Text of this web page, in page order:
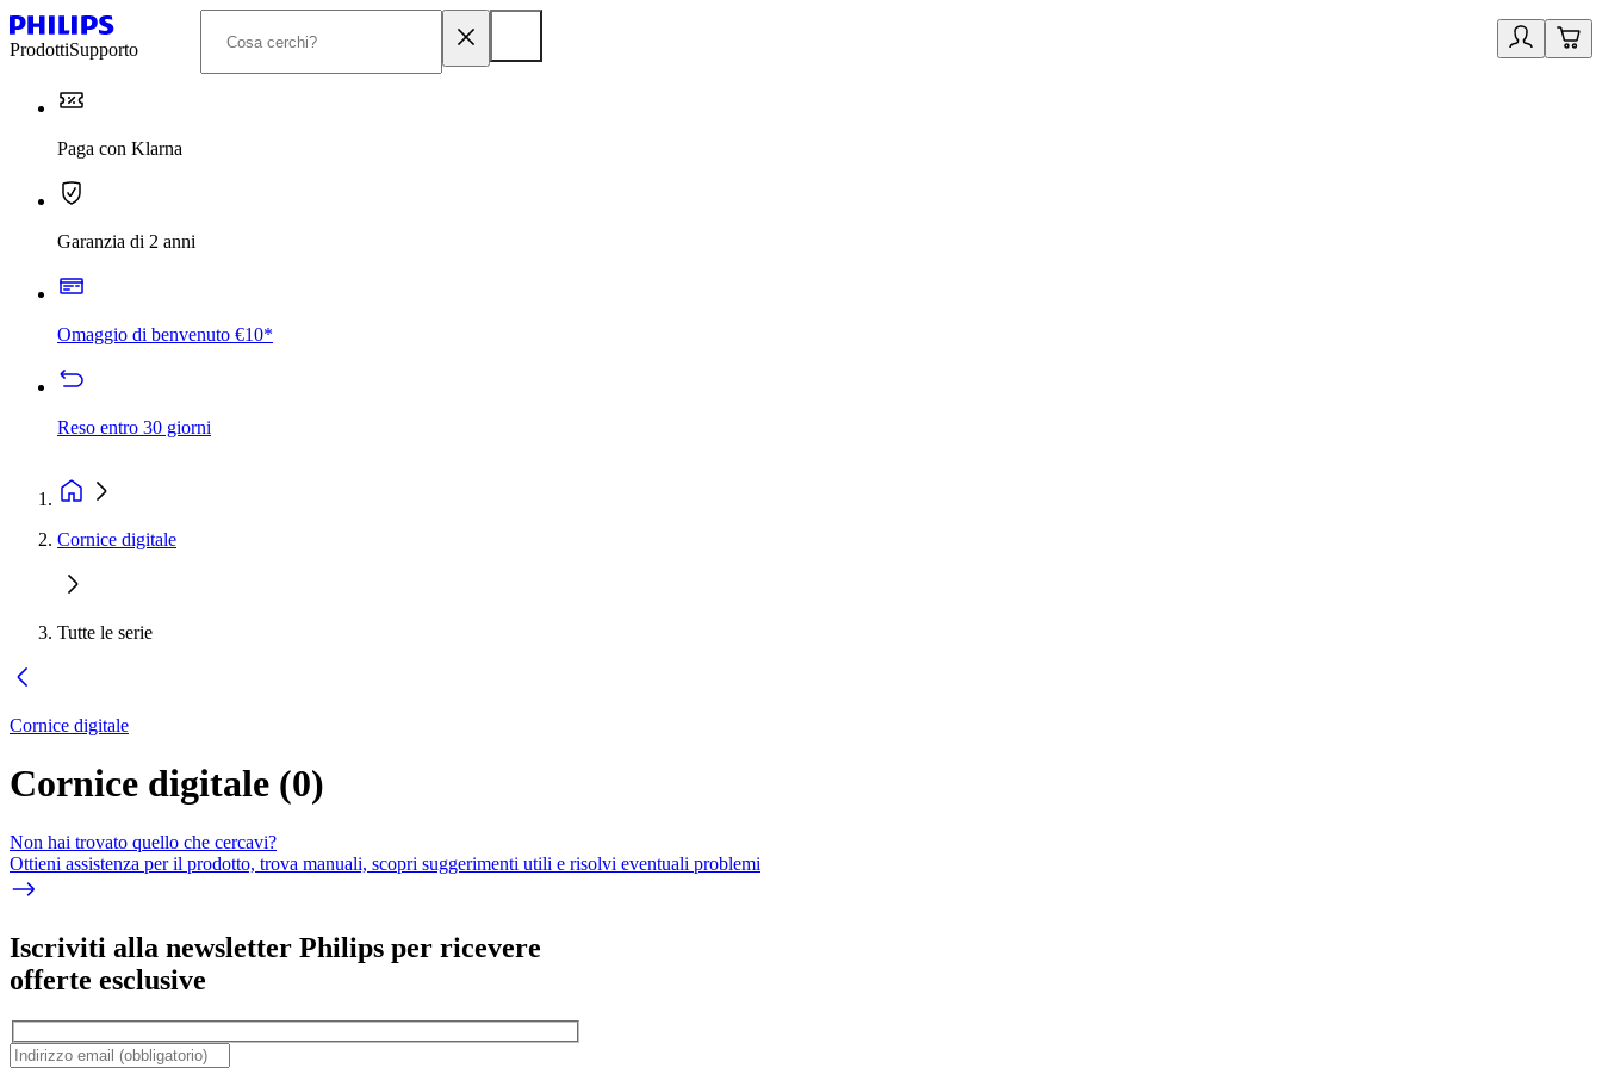
ProdottiSupporto
Paga con Klarna
Garanzia di 2 anni
Omaggio di benvenuto €10*
Reso entro 30 giorni
Cornice digitale
Tutte le serie
Cornice digitale
Cornice digitale (0)
Non hai trovato quello che cercavi?
Ottieni assistenza per il prodotto, trova manuali, scopri suggerimenti utili e risolvi eventuali problemi
Iscriviti alla newsletter Philips per ricevere
offerte esclusive